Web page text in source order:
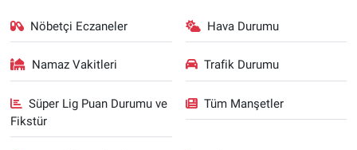
Nöbetçi Eczaneler Hava Durumu
Namaz Vakitleri Trafik Durumu
Süper Lig Puan Durumu ve
Fikstür
Tüm Manşetler